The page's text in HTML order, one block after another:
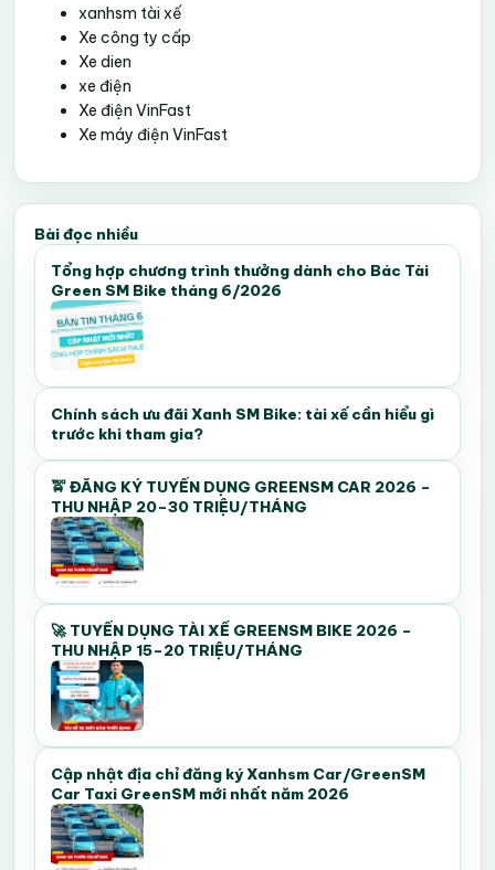
xanhsm tài xế
Xe công ty cấp
Xe dien
xe điện
Xe điện VinFast
Xe máy điện VinFast
Bài đọc nhiều
Tổng hợp chương trình thưởng dành cho Bác Tài
Green SM Bike tháng 6/2026
Chính sách ưu đãi Xanh SM Bike: tài xế cần hiểu gì
trước khi tham gia?
🚖 ĐĂNG KÝ TUYỂN DỤNG GREENSM CAR 2026 –
THU NHẬP 20–30 TRIỆU/THÁNG
🚀 TUYỂN DỤNG TÀI XẾ GREENSM BIKE 2026 –
THU NHẬP 15–20 TRIỆU/THÁNG
Cập nhật địa chỉ đăng ký Xanhsm Car/GreenSM
Car Taxi GreenSM mới nhất năm 2026